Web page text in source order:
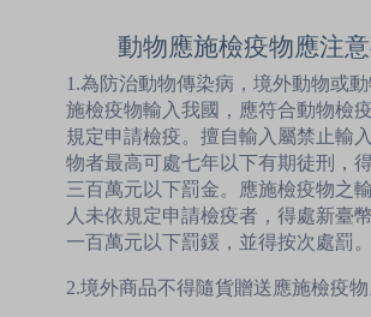
動物應施檢疫物應注
1.為防治動物傳染病，境外動物或
施檢疫物輸入我國，應符合動物檢
規定申請檢疫。擅自輸入屬禁止輸
物者最高可處七年以下有期徒刑，
三百萬元以下罰金。應施檢疫物之
人未依規定申請檢疫者，得處新臺
一百萬元以下罰鍰，並得按次處罰。
2.境外商品不得隨貨贈送應施檢疫物